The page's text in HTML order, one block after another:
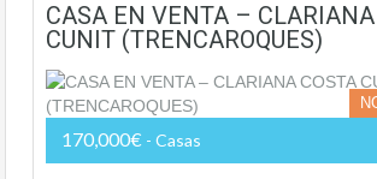
CASA EN VENTA – CLARIANA
CUNIT (TRENCAROQUES)
170,000€ - Casas